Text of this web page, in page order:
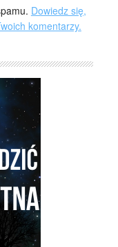
Dowiedz się,
komentarzy.